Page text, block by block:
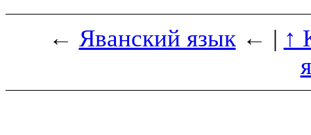
← Яванский язык← | ↑